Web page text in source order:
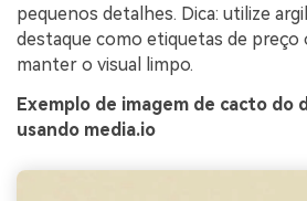
pequenos detalhes. Dica: utilize
destaque como etiquetas de preço
manter o visual limpo.
Exemplo de imagem de cacto do
usando media.io